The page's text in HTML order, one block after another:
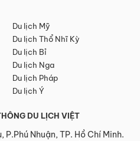
Du lịch Mỹ
Du lịch Thổ Nhĩ Kỳ
Du lịch Bỉ
Du lịch Nga
Du lịch Pháp
Du lịch Ý
DU LỊCH VIỆT
P.Phú Nhuận, TP. Hồ Chí Minh.